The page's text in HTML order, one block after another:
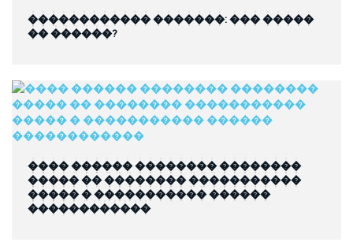
������������ �������: ��� �����
�� ������?
���� ������ �������� ��������
����� �� �������� �����������
����� � ����������� ������
������������